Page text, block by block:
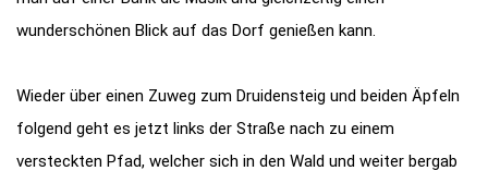
wunderschönen Blick auf das Dorf genießen kann.
Wieder über einen Zuweg zum Druidensteig und beiden Äpfeln
folgend geht es jetzt links der Straße nach zu einem
versteckten Pfad, welcher sich in den Wald und weiter bergab